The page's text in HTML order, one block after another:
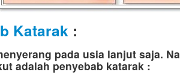
Katarak :
pada usia lanjut saja.
adalah penyebab katarak :